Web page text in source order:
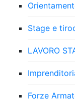
Stage e
LAVORO
Forze